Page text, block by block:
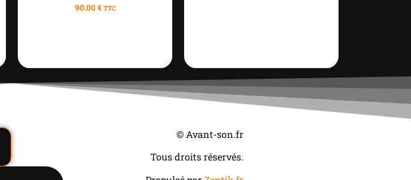
90.00€ TTC
© Avant-son.fr
Tous droits réservés.